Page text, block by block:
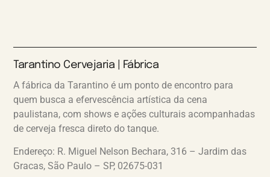
Tarantino Cervejaria | Fábrica
A fábrica da Tarantino é um ponto de encontro para
quem busca a efervescência artística da cena
paulistana, com shows e ações culturais acompanhadas
de cerveja fresca direto do tanque.
Endereço: R. Miguel Nelson Bechara, 316 – Jardim das
Gracas, São Paulo – SP, 02675-031